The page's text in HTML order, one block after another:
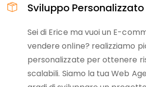
Sviluppo Personalizzato
Sei di Erice ma vuoi un E-
vendere online? realizziamo
personalizzate per ottenere
scalabili. Siamo la tua Web